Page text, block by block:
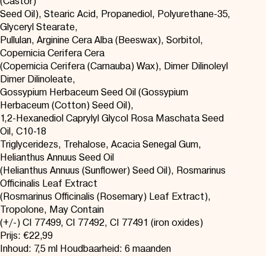
Seed Oil), Stearic Acid, Propanediol, Polyurethane-35,
Glyceryl Stearate,
Pullulan, Arginine Cera Alba (Beeswax), Sorbitol,
Copernicia Cerifera Cera
(Copernicia Cerifera (Carnauba) Wax), Dimer Dilinoleyl
Dimer Dilinoleate,
Gossypium Herbaceum Seed Oil (Gossypium
Herbaceum (Cotton) Seed Oil),
1,2-Hexanediol Caprylyl Glycol Rosa Maschata Seed
Oil, C10-18
Triglyceridezs, Trehalose, Acacia Senegal Gum,
Helianthus Annuus Seed Oil
(Helianthus Annuus (Sunflower) Seed Oil), Rosmarinus
Officinalis Leaf Extract
(Rosmarinus Officinalis (Rosemary) Leaf Extract),
Tropolone, May Contain
(+/-) CI 77499, CI 77492, CI 77491 (iron oxides)
Prijs: €22,99
Inhoud: 7,5 ml Houdbaarheid: 6 maanden